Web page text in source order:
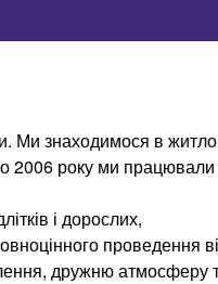
Ми знаходимося в
2006 року ми
і дорослих,
проведення
дружню атмосферу